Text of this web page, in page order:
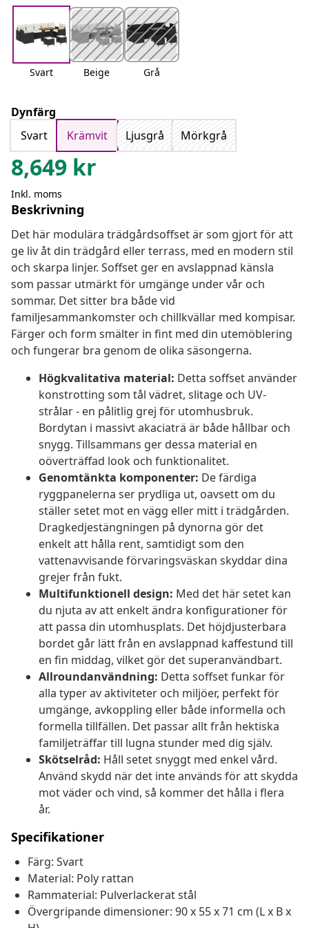
Svart Beige Grå
Dynfärg
Svart
Krämvit Ljusgrå Mörkgrå
8,649 kr
Inkl. moms
Beskrivning
Det här modulära trädgårdsoffset är som gjort för att
ge liv åt din trädgård eller terrass, med en modern stil
och skarpa linjer. Soffset ger en avslappnad känsla
som passar utmärkt för umgänge under vår och
sommar. Det sitter bra både vid
familjesammankomster och chillkvällar med kompisar.
Färger och form smälter in fint med din utemöblering
och fungerar bra genom de olika säsongerna.
Högkvalitativa material: Detta soffset använder
konstrotting som tål vädret, slitage och UV-
strålar - en pålitlig grej för utomhusbruk.
Bordytan i massivt akaciaträ är både hållbar och
snygg. Tillsammans ger dessa material en
oöverträffad look och funktionalitet.
Genomtänkta komponenter: De färdiga
ryggpanelerna ser prydliga ut, oavsett om du
ställer setet mot en vägg eller mitt i trädgården.
Dragkedjestängningen på dynorna gör det
enkelt att hålla rent, samtidigt som den
vattenavvisande förvaringsväskan skyddar dina
grejer från fukt.
Multifunktionell design: Med det här setet kan
du njuta av att enkelt ändra konfigurationer för
att passa din utomhusplats. Det höjdjusterbara
bordet går lätt från en avslappnad kaffestund till
en fin middag, vilket gör det superanvändbart.
Allroundanvändning: Detta soffset funkar för
alla typer av aktiviteter och miljöer, perfekt för
umgänge, avkoppling eller både informella och
formella tillfällen. Det passar allt från hektiska
familjeträffar till lugna stunder med dig själv.
Skötselråd: Håll setet snyggt med enkel vård.
Använd skydd när det inte används för att skydda
mot väder och vind, så kommer det hålla i flera
år.
Specifikationer
Färg: Svart
Material: Poly rattan
Rammaterial: Pulverlackerat stål
Övergripande dimensioner: 90 x 55 x 71 cm (L x B x